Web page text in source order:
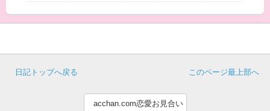
このページ最上部へ
日記トップへ戻る